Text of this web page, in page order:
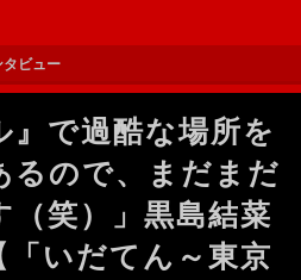
タビュー
』で過酷な場所を
るので、まだまだ
（笑）」黒島結菜
「いだてん～東京